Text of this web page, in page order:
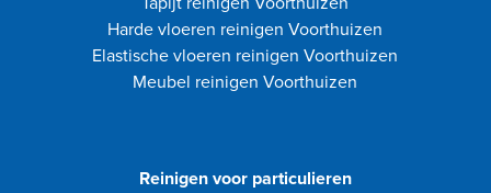
Harde vloeren reinigen Voorthuizen
Elastische vloeren reinigen Voorthuizen
Meubel reinigen Voorthuizen
Reinigen voor particulieren